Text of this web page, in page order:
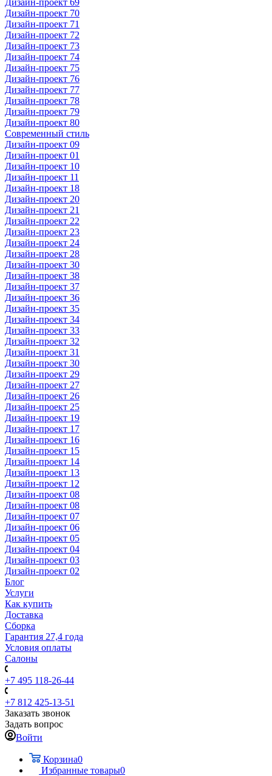
Дизайн-проект 69
Дизайн-проект 70
Дизайн-проект 71
Дизайн-проект 72
Дизайн-проект 73
Дизайн-проект 74
Дизайн-проект 75
Дизайн-проект 76
Дизайн-проект 77
Дизайн-проект 78
Дизайн-проект 79
Дизайн-проект 80
Современный стиль
Дизайн-проект 09
Дизайн-проект 01
Дизайн-проект 10
Дизайн-проект 11
Дизайн-проект 18
Дизайн-проект 20
Дизайн-проект 21
Дизайн-проект 22
Дизайн-проект 23
Дизайн-проект 24
Дизайн-проект 28
Дизайн-проект 30
Дизайн-проект 38
Дизайн-проект 37
Дизайн-проект 36
Дизайн-проект 35
Дизайн-проект 34
Дизайн-проект 33
Дизайн-проект 32
Дизайн-проект 31
Дизайн-проект 30
Дизайн-проект 29
Дизайн-проект 27
Дизайн-проект 26
Дизайн-проект 25
Дизайн-проект 19
Дизайн-проект 17
Дизайн-проект 16
Дизайн-проект 15
Дизайн-проект 14
Дизайн-проект 13
Дизайн-проект 12
Дизайн-проект 08
Дизайн-проект 08
Дизайн-проект 07
Дизайн-проект 06
Дизайн-проект 05
Дизайн-проект 04
Дизайн-проект 03
Дизайн-проект 02
Блог
Услуги
Как купить
Доставка
Сборка
Гарантия 27,4 года
Условия оплаты
Салоны
+7 495 118-26-44
+7 812 425-13-51
Заказать звонок
Задать вопрос
Войти
Корзина0
Избранные товары0